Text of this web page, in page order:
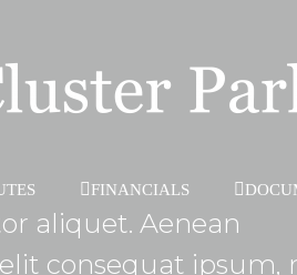
FINANCIALS
aliquet. Aenean
consequat ipsum,